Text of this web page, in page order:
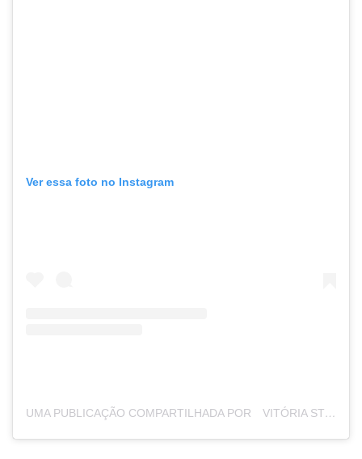
Ver essa foto no Instagram
UMA PUBLICAÇÃO COMPARTILHADA POR ⠀VITÓRIA STRADA 🌹 (@VITORIASTRADA_)